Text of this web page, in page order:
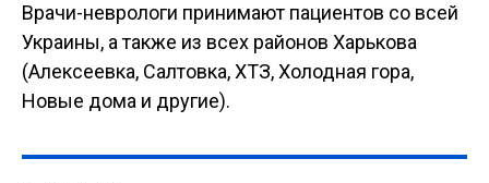
Врачи-неврологи принимают пациентов со всей
Украины, а также из всех районов Харькова
(Алексеевка, Салтовка, ХТЗ, Холодная гора,
Новые дома и другие).